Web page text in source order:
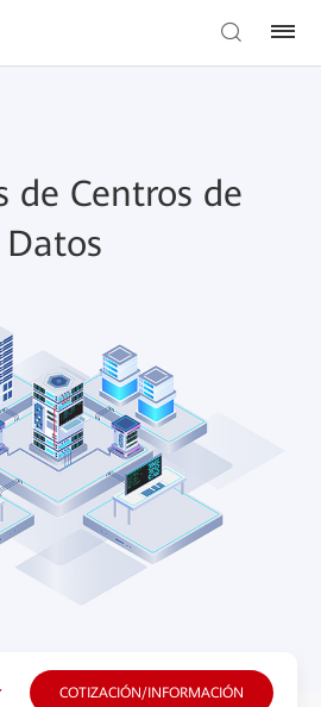
de Centros de
Datos
COTIZACIÓN/INFORMACIÓN